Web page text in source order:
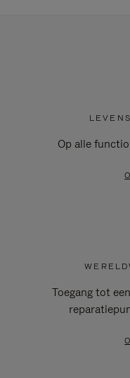
Op alle
Toegang tot